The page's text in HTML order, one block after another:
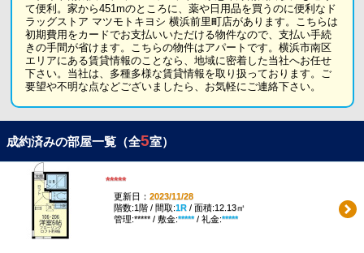
て便利。家から451mのところに、薬や日用品を買うのに便利なド
ラッグストア マツモトキヨシ 横浜前里町店があります。こちらは
初期費用をカードでお支払いいただける物件なので、支払い手続
きの手間が省けます。こちらの物件はアパートです。横浜市南区
エリアにある賃貸情報のことなら、地域に密着した当社へお任せ
下さい。当社は、多種多様な賃貸情報を取り扱っております。ご
要望や不明な点などございましたら、お気軽にご連絡下さい。
成約済みの部屋一覧（全5室）
*****
更新日： 2023/11/28
階数:1階 / 間取:1R/ 面積:12.13㎡
管理:***** / 敷金:*****/ 礼金:*****